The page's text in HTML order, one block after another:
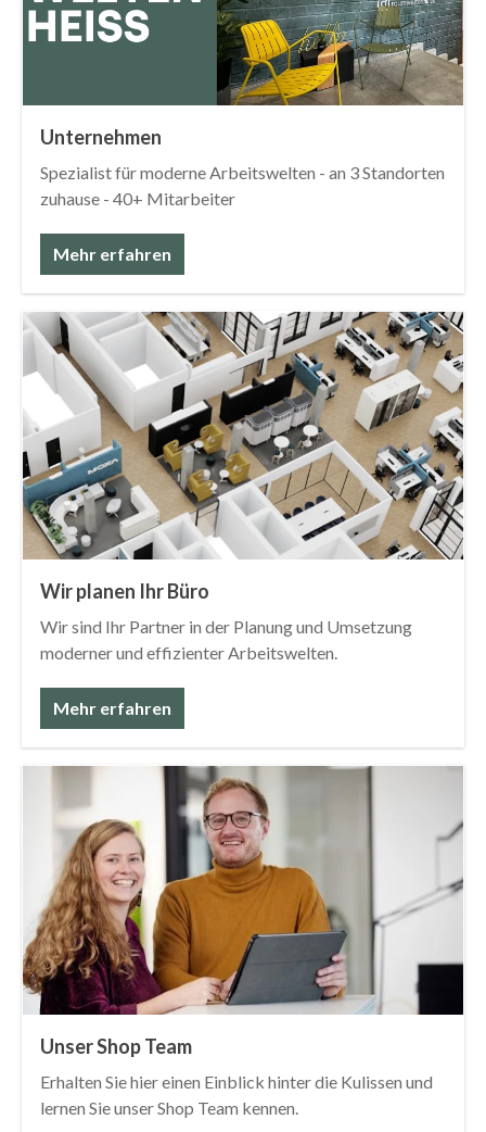
Unternehmen
Spezialist für moderne Arbeitswelten - an 3 Standorten
Mehr erfahren
Wir planen Ihr Büro
Wir sind Ihr Partner in der Planung und Umsetzung
Mehr erfahren
Unser Shop Team
Erhalten Sie hier einen Einblick hinter die Kulissen und